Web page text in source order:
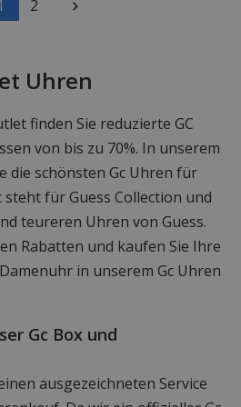
2
Uhren
finden Sie reduzierte GC
von bis zu 70%. In unserem
die schönsten Gc Uhren für
steht für Guess Collection und
teureren Uhren von Guess.
Rabatten und kaufen Sie Ihre
in unserem Gc Uhren
Gc Box und
ausgezeichneten Service